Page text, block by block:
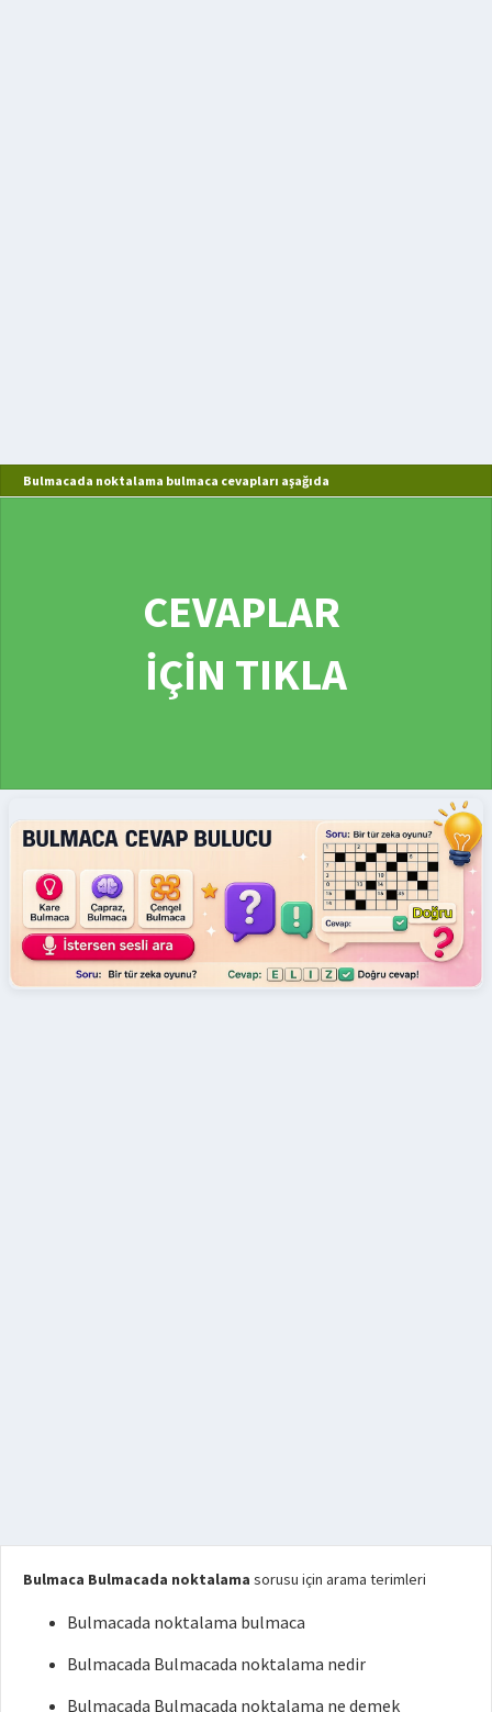
Bulmacada noktalama bulmaca cevapları aşağıda
CEVAPLAR
İÇİN TIKLA
Bulmaca Bulmacada noktalama sorusu için arama terimleri
Bulmacada noktalama bulmaca
Bulmacada Bulmacada noktalama nedir
Bulmacada Bulmacada noktalama ne demek